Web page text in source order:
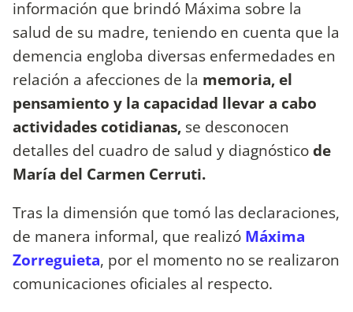
información que brindó Máxima sobre la
salud de su madre, teniendo en cuenta que la
demencia engloba diversas enfermedades en
relación a afecciones de la memoria, el
pensamiento y la capacidad llevar a cabo
actividades cotidianas, se desconocen
detalles del cuadro de salud y diagnósticode
María del Carmen Cerruti.
Tras la dimensión que tomó las declaraciones,
de manera informal, que realizó Máxima
Zorreguieta, por el momento no se realizaron
comunicaciones oficiales al respecto.